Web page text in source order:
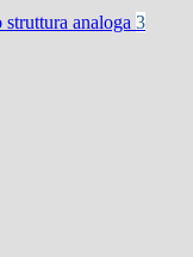
analoga 3